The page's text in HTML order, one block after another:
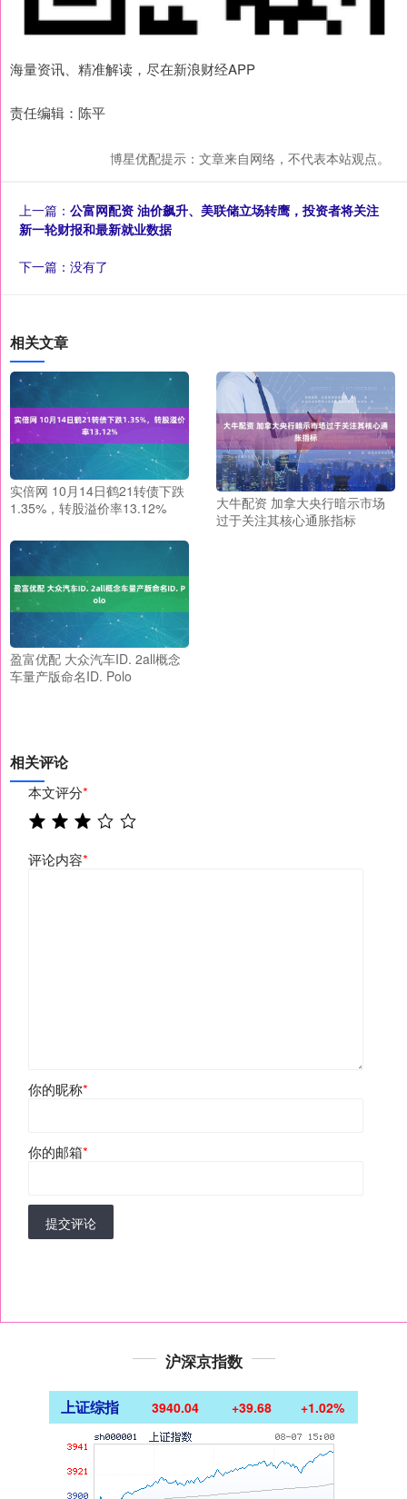
海量资讯、精准解读，尽在新浪财经APP
责任编辑：陈平
博星优配提示：文章来自网络，不代表本站观点。
上一篇： 公富网配资 油价飙升、美联储立场转鹰，投资者将关注
新一轮财报和最新就业数据
下一篇：没有了
相关文章
实倍网 10月14日鹤21转债下跌
1.35%，转股溢价率13.12%
大牛配资 加拿大央行暗示市场
过于关注其核心通胀指标
盈富优配 大众汽车ID. 2all概念
车量产版命名ID. Polo
相关评论
本文评分*
评论内容*
你的昵称*
你的邮箱*
提交评论
沪深京指数
上证综指 3940.04 +39.68 +1.02%